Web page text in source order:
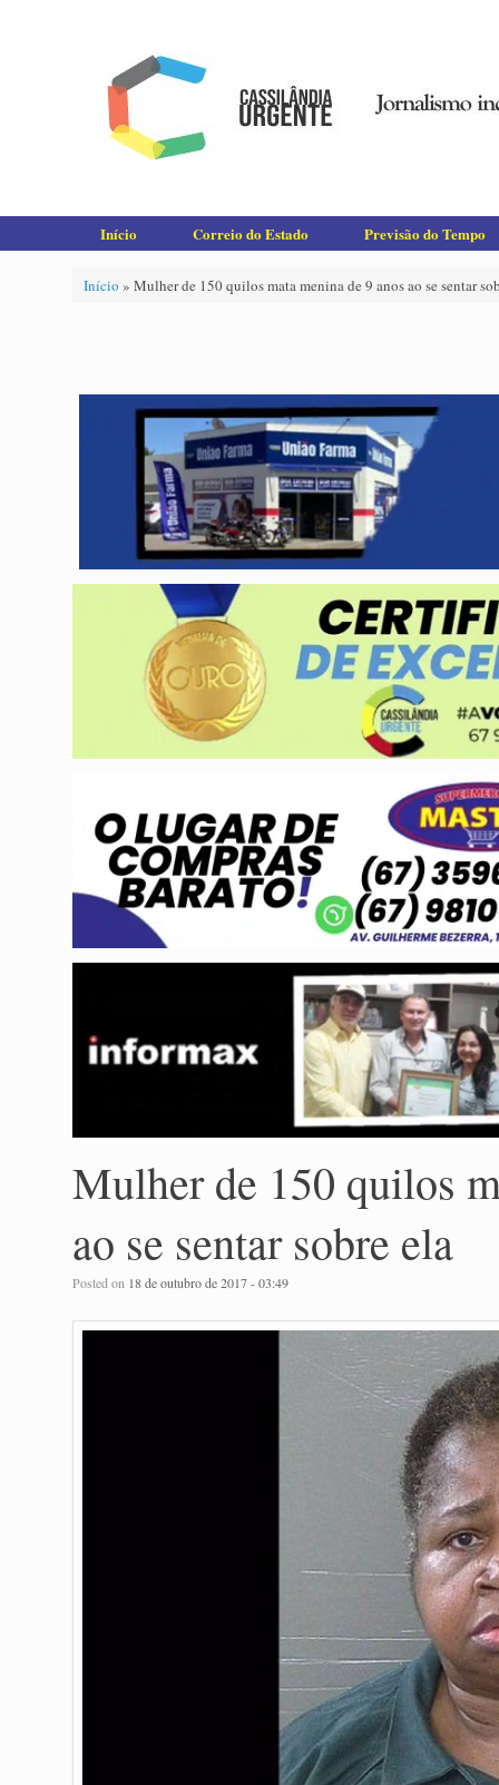
Início Correio do Estado Previsão do Tempo
Início » Mulher de 150 quilos mata menina de 9 anos ao se sentar
Mulher de 150 quilos
ao se sentar sobre ela
Posted on 18 de outubro de 2017 - 03:49